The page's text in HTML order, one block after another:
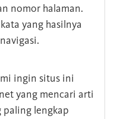
nomor halaman.
yang hasilnya
ingin situs ini
yang mencari arti
paling lengkap